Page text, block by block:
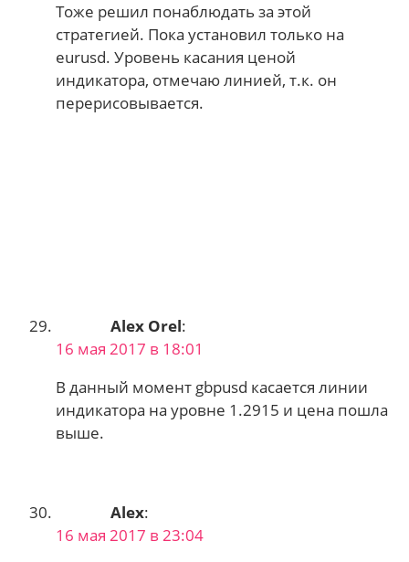
Тоже решил понаблюдать за этой
стратегией. Пока установил только на
eurusd. Уровень касания ценой
индикатора, отмечаю линией, т.к. он
перерисовывается.
Alex Orel:
16 мая 2017 в 18:01
В данный момент gbpusd касается линии
индикатора на уровне 1.2915 и цена пошла
выше.
Alex:
16 мая 2017 в 23:04